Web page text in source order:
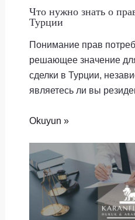
Что нужно знать о
Турции
Понимание прав
решающее значение
сделки в Турции,
являетесь ли вы
Okuyun »